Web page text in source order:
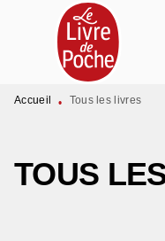
MENU
PIED DE PAGE
Accueil • Tous les livres
TOUS